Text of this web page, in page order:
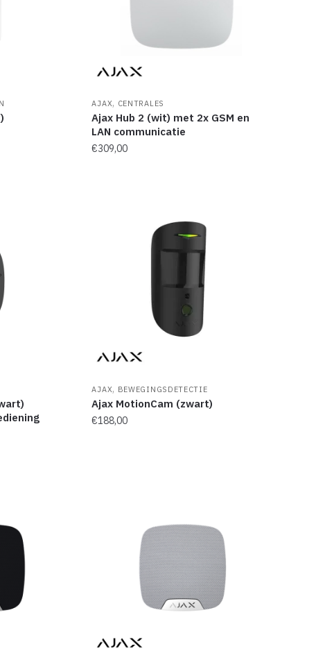
AJAX, CENTRALES
Ajax Hub 2 (wit) met 2x GSM en
LAN communicatie
€309,00
AJAX, BEWEGINGSDETECTIE
Ajax MotionCam (zwart)
€188,00